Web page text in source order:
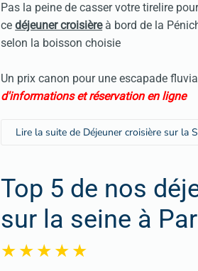
Pas la peine de casser votre tirelire
cedéjeuner croisièreà bord de la
selon la boisson choisie
Un prix canon pour une escapade
d'informations et réservation en ligne
Lire la suite de Déjeuner croisière sur la
Top 5 de nos
sur la seine à